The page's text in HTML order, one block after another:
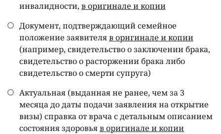
инвалидности, в оригинале и копии
Документ, подтверждающий семейное
положение заявителяв оригинале и копии
(например, свидетельство о заключении брака,
свидетельство о расторжении брака либо
свидетельство о смерти супруга)
Актуальная (выданная не ранее, чем за 3
месяца до даты подачи заявления на открытие
визы) справка от врача с детальным описанием
состояния здоровьяв оригинале и копии